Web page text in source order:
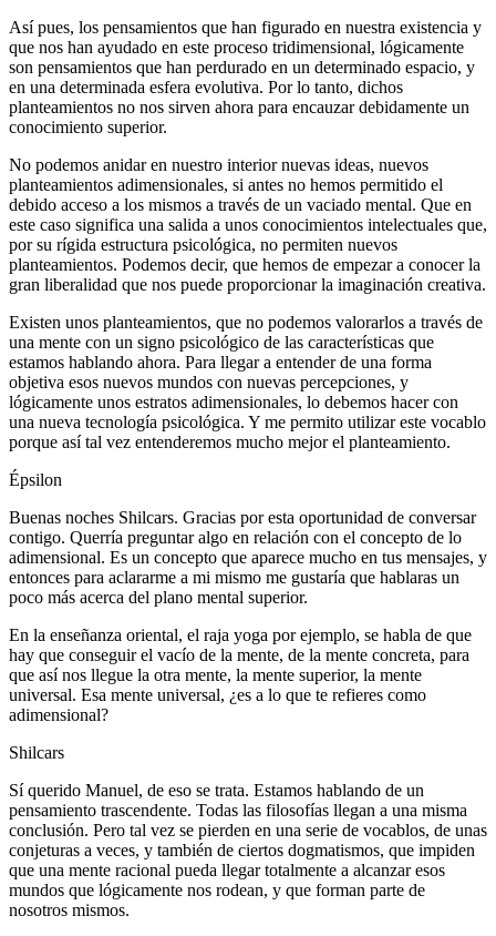
Así pues, los pensamientos que han figurado en nuestra existencia y
que nos han ayudado en este proceso tridimensional, lógicamente
son pensamientos que han perdurado en un determinado espacio, y
en una determinada esfera evolutiva. Por lo tanto, dichos
planteamientos no nos sirven ahora para encauzar debidamente un
conocimiento superior.
No podemos anidar en nuestro interior nuevas ideas, nuevos
planteamientos adimensionales, si antes no hemos permitido el
debido acceso a los mismos a través de un vaciado mental. Que en
este caso significa una salida a unos conocimientos intelectuales que,
por su rígida estructura psicológica, no permiten nuevos
planteamientos. Podemos decir, que hemos de empezar a conocer la
gran liberalidad que nos puede proporcionar la imaginación creativa.
Existen unos planteamientos, que no podemos valorarlos a través de
una mente con un signo psicológico de las características que
estamos hablando ahora. Para llegar a entender de una forma
objetiva esos nuevos mundos con nuevas percepciones, y
lógicamente unos estratos adimensionales, lo debemos hacer con
una nueva tecnología psicológica. Y me permito utilizar este vocablo
porque así tal vez entenderemos mucho mejor el planteamiento.
Épsilon
Buenas noches Shilcars. Gracias por esta oportunidad de conversar
contigo. Querría preguntar algo en relación con el concepto de lo
adimensional. Es un concepto que aparece mucho en tus mensajes, y
entonces para aclararme a mi mismo me gustaría que hablaras un
poco más acerca del plano mental superior.
En la enseñanza oriental, el raja yoga por ejemplo, se habla de que
hay que conseguir el vacío de la mente, de la mente concreta, para
que así nos llegue la otra mente, la mente superior, la mente
universal. Esa mente universal, ¿es a lo que te refieres como
adimensional?
Shilcars
Sí querido Manuel, de eso se trata. Estamos hablando de un
pensamiento trascendente. Todas las filosofías llegan a una misma
conclusión. Pero tal vez se pierden en una serie de vocablos, de unas
conjeturas a veces, y también de ciertos dogmatismos, que impiden
que una mente racional pueda llegar totalmente a alcanzar esos
mundos que lógicamente nos rodean, y que forman parte de
nosotros mismos.